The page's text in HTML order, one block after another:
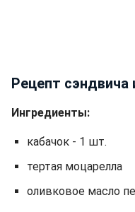
Рецепт сэндвича
Ингредиенты:
кабачок - 1 шт.
тертая моцарелла
оливковое масло